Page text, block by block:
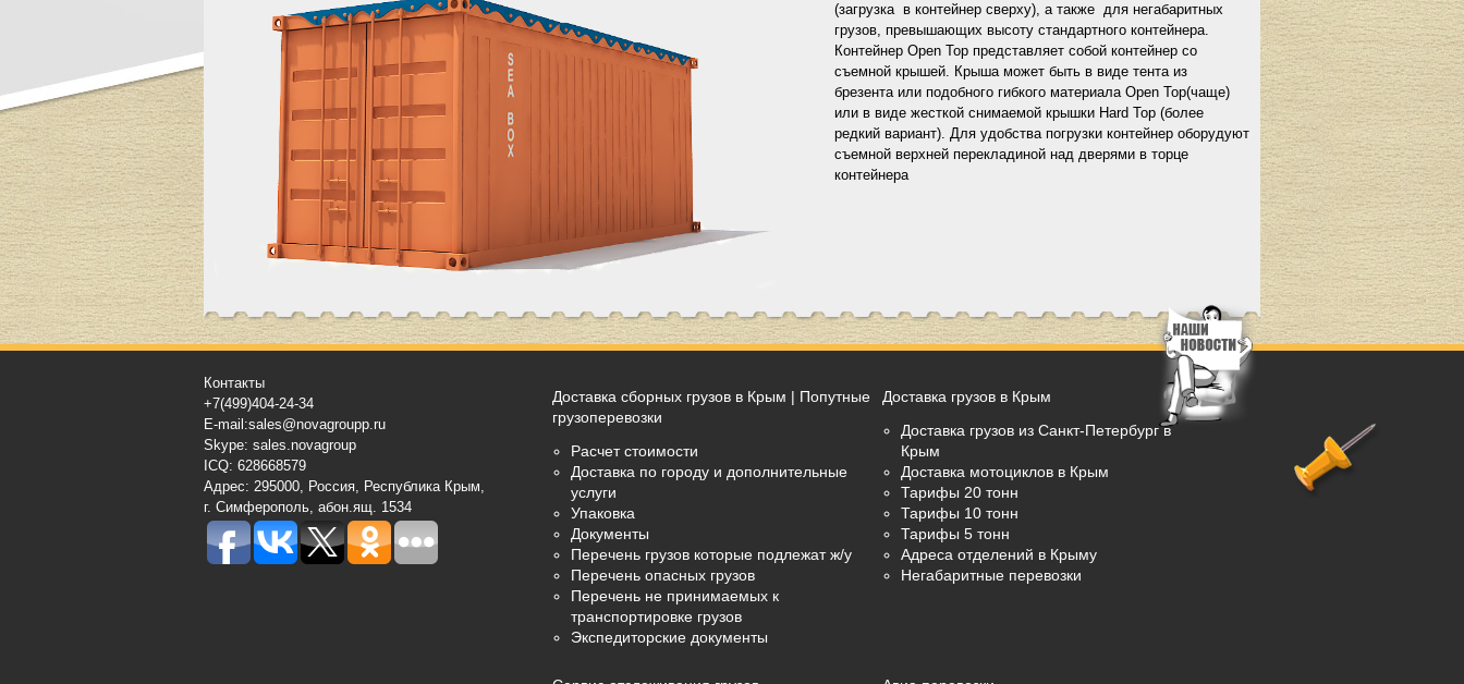
(загрузка в контейнер сверху), а также для негабаритных
грузов, превышающих высоту стандартного контейнера.
Контейнер Open Top представляет собой контейнер со
съемной крышей. Крыша может быть в виде тента из
брезента или подобного гибкого материала Open Top(чаще)
или в виде жесткой снимаемой крышки Hard Top (более
редкий вариант). Для удобства погрузки контейнер оборудуют
съемной верхней перекладиной над дверями в торце
контейнера
Контакты
+7(499)404-24-34
E-mail:sales@novagroupp.ru
Skype: sales.novagroup
ICQ: 628668579
Адрес: 295000, Россия, Республика Крым,
г. Симферополь, абон.ящ. 1534
Доставка сборных грузов в Крым | Попутные
грузоперевозки
Расчет стоимости
Доставка по городу и дополнительные
услуги
Упаковка
Документы
Перечень грузов которые подлежат ж/у
Перечень опасных грузов
Перечень не принимаемых к
транспортировке грузов
Экспедиторские документы
Доставка грузов в Крым
Доставка грузов из Санкт-Петербург в
Крым
Доставка мотоциклов в Крым
Тарифы 20 тонн
Тарифы 10 тонн
Тарифы 5 тонн
Адреса отделений в Крыму
Негабаритные перевозки